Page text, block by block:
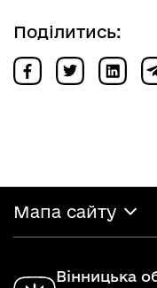
Поділитись:
Мапа сайту
Вінницька